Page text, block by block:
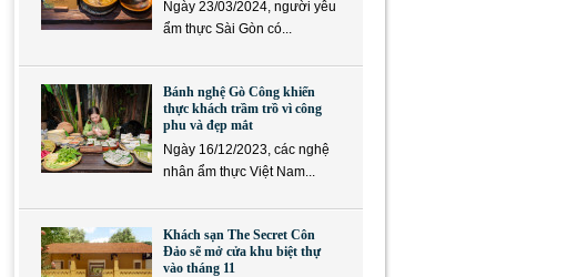
Ngày 23/03/2024, người yêu
ẩm thực Sài Gòn có...
Bánh nghệ Gò Công khiến
thực khách trầm trồ vì công
phu và đẹp mắt
Ngày 16/12/2023, các nghệ
nhân ẩm thực Việt Nam...
Khách sạn The Secret Côn
Đảo sẽ mở cửa khu biệt thự
vào tháng 11